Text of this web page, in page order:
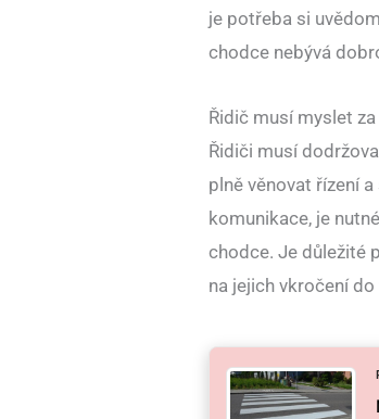
je potřeba si
chodce nebývá
Řidič musí myslet
Řidiči musí
plně věnovat řízení
komunikace, je
chodce. Je důležité
na jejich vkročení